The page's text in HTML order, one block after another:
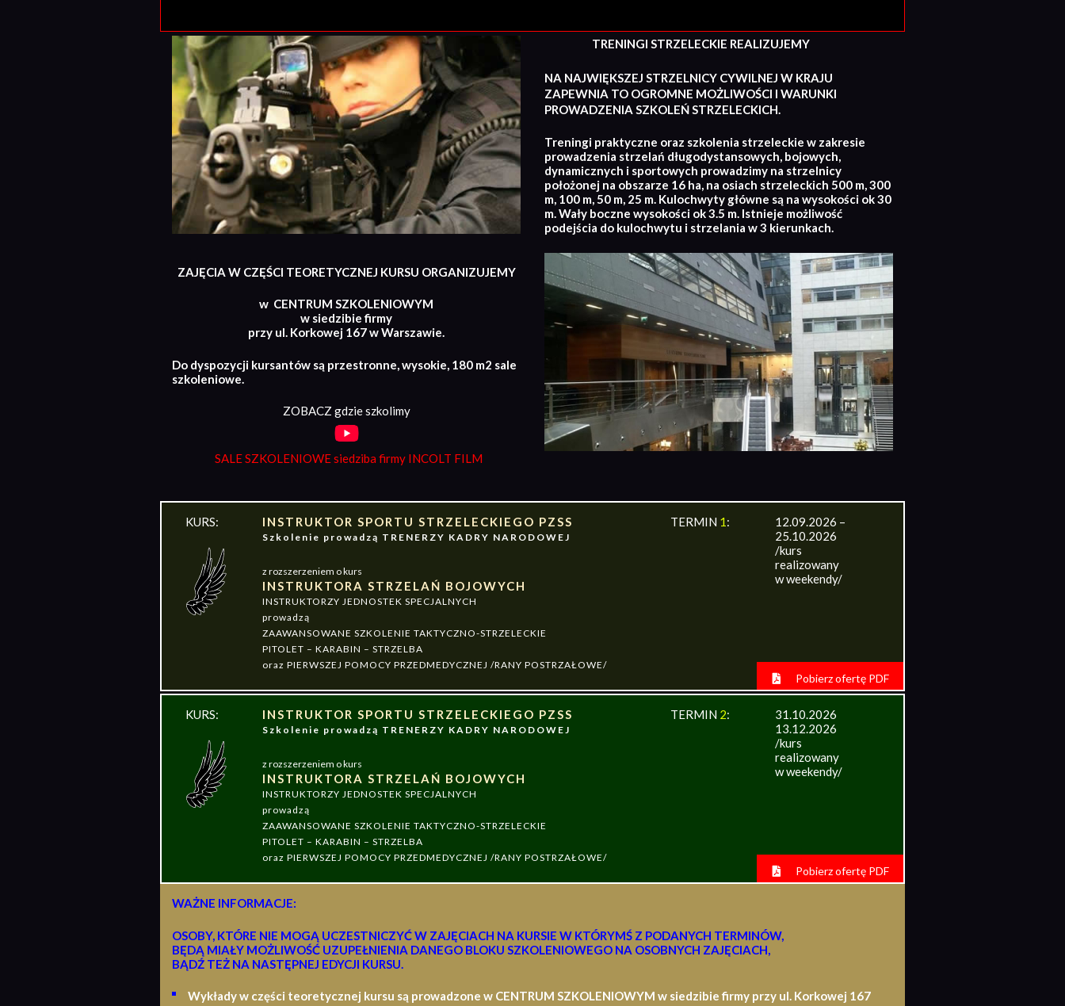
TRENINGI STRZELECKIE REALIZUJEMY
NA NAJWIĘKSZEJ STRZELNICY CYWILNEJ W KRAJU
ZAPEWNIA TO OGROMNE MOŻLIWOŚCI I WARUNKI
PROWADZENIA SZKOLEŃ STRZELECKICH.
Treningi praktyczne oraz szkolenia strzeleckie w zakresie
prowadzenia strzelań długodystansowych, bojowych,
dynamicznych i sportowych prowadzimy na strzelnicy
położonej na obszarze 16 ha, na osiach strzeleckich 500 m, 300
m, 100 m, 50 m, 25 m. Kulochwyty główne są na wysokości ok 30
m. Wały boczne wysokości ok 3.5 m. Istnieje możliwość
podejścia do kulochwytu i strzelania w 3 kierunkach.
ZAJĘCIA W CZĘŚCI TEORETYCZNEJ KURSU ORGANIZUJEMY
w CENTRUM SZKOLENIOWYM
w siedzibie firmy
przy ul. Korkowej 167 w Warszawie.
Do dyspozycji kursantów są przestronne, wysokie, 180 m2 sale
szkoleniowe.
ZOBACZ gdzie szkolimy
SALE SZKOLENIOWE siedziba firmy INCOLT FILM
KURS: INSTRUKTOR SPORTU STRZELECKIEGO PZSS
Szkolenie prowadzą TRENERZY KADRY NARODOWEJ
z rozszerzeniem o kurs
INSTRUKTORA STRZELAŃ BOJOWYCH
INSTRUKTORZY JEDNOSTEK SPECJALNYCH
prowadzą
ZAAWANSOWANE SZKOLENIE TAKTYCZNO-STRZELECKIE
PITOLET – KARABIN – STRZELBA
oraz PIERWSZEJ POMOCY PRZEDMEDYCZNEJ /RANY POSTRZAŁOWE/
TERMIN 1:
12.09.2026 –
25.10.2026
/kurs
realizowany
w weekendy/
Pobierz ofertę PDF
KURS: INSTRUKTOR SPORTU STRZELECKIEGO PZSS
Szkolenie prowadzą TRENERZY KADRY NARODOWEJ
z rozszerzeniem o kurs
INSTRUKTORA STRZELAŃ BOJOWYCH
INSTRUKTORZY JEDNOSTEK SPECJALNYCH
prowadzą
ZAAWANSOWANE SZKOLENIE TAKTYCZNO-STRZELECKIE
PITOLET – KARABIN – STRZELBA
oraz PIERWSZEJ POMOCY PRZEDMEDYCZNEJ /RANY POSTRZAŁOWE/
TERMIN 2:
31.10.2026
13.12.2026
/kurs
realizowany
w weekendy/
Pobierz ofertę PDF
WAŻNE INFORMACJE:
OSOBY, KTÓRE NIE MOGĄ UCZESTNICZYĆ W ZAJĘCIACH NA KURSIE W KTÓRYMŚ Z PODANYCH TERMINÓW,
BĘDĄ MIAŁY MOŻLIWOŚĆ UZUPEŁNIENIA DANEGO BLOKU SZKOLENIOWEGO NA OSOBNYCH ZAJĘCIACH,
BĄDŹ TEŻ NA NASTĘPNEJ EDYCJI KURSU.
Wykłady w części teoretycznej kursu są prowadzone w CENTRUM SZKOLENIOWYM w siedzibie firmy przy ul. Korkowej 167